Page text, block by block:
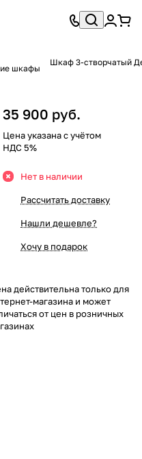
шкафы
Шкаф 3-створчатый
35 900 руб.
Цена указана с учётом
НДС 5%
Нет в наличии
Рассчитать доставку
Нашли дешевле?
Хочу в подарок
действительна только для
магазина и может
от цен в розничных